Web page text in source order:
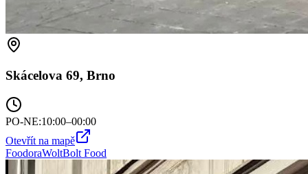
Skácelova 69, Brno
PO-NE:10:00–00:00
Otevřít na mapě
FoodoraWoltBolt Food